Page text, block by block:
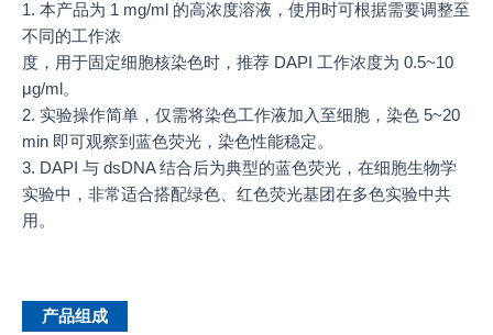
1. 本产品为 1 mg/ml 的高浓度溶液，使用时可根据需要调整至
不同的工作浓
度，用于固定细胞核染色时，推荐 DAPI 工作浓度为 0.5~10
μg/ml。
2. 实验操作简单，仅需将染色工作液加入至细胞，染色 5~20
min 即可观察到蓝色荧光，染色性能稳定。
3. DAPI 与 dsDNA 结合后为典型的蓝色荧光，在细胞生物学
实验中，非常适合搭配绿色、红色荧光基团在多色实验中共
用。
产品组成